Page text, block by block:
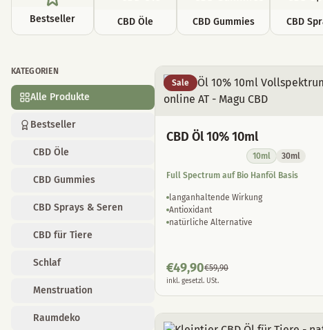
Bestseller CBD Öle CBD Gummies CBD
KATEGORIEN
Alle Produkte
Bestseller
CBD Öle
CBD Gummies
CBD Sprays & Seren
CBD für Tiere
Schlaf
Menstruation
Raumdeko
Alle Produkte
Sale
CBD Öl 10% 10ml
10ml
30ml
Full Spectrum auf Bio Hanföl Basis
langanhaltende Wirkung
Antioxidant
natürliche Alternative
€49,90€59,90
inkl. gesetzl. USt.